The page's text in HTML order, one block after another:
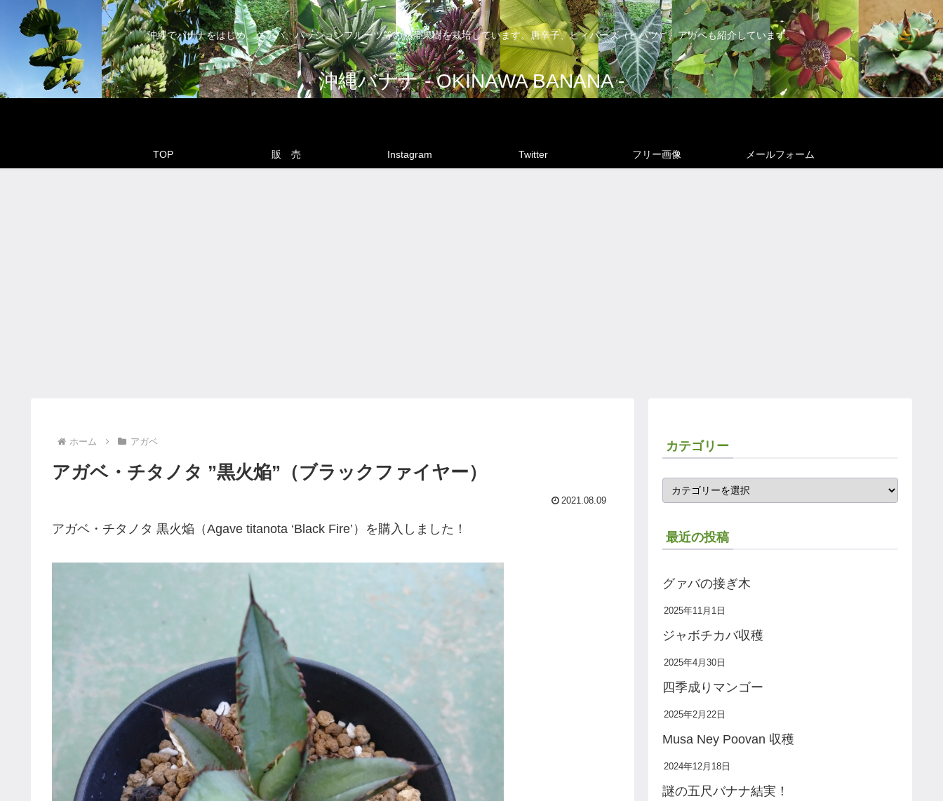
沖縄でバナナをはじめ、グァバ、パッションフルーツ等の熱帯果樹を栽培しています。唐辛子、ピィパーズ（ヒハツ）、アガベも紹介しています。
沖縄バナナ - OKINAWA BANANA -
TOP 販 売 Instagram Twitter フリー画像 メールフォーム
ホーム アガベ
アガベ・チタノタ ”黒火焔”（ブラックファイヤー）
2021.08.09
アガベ・チタノタ 黒火焔（Agave titanota ‘Black Fire’）を購入しました！
カテゴリー
最近の投稿
グァバの接ぎ木
2025年11月1日
ジャボチカバ収穫
2025年4月30日
四季成りマンゴー
2025年2月22日
Musa Ney Poovan 収穫
2024年12月18日
謎の五尺バナナ結実！